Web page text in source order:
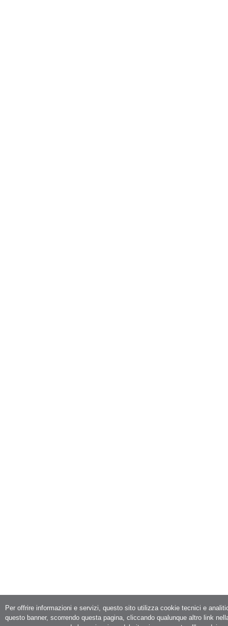
Per offrire informazioni e servizi, questo sito utilizza cookie tecnici e
questo banner, scorrendo questa pagina, cliccando qualunque altro link